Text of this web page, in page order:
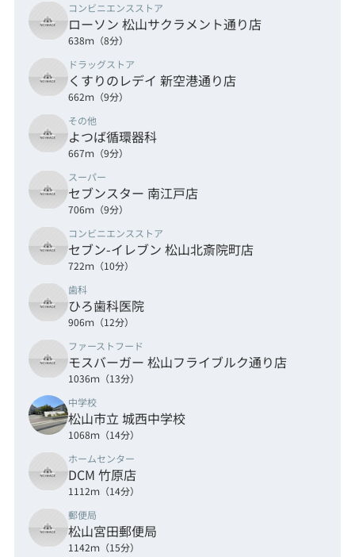
コンビニエンスストア
ローソン 松山サクラメント通り店
638ｍ（8分）
ドラッグストア
くすりのレデイ 新空港通り店
662ｍ（9分）
その他
よつば循環器科
667ｍ（9分）
スーパー
セブンスター 南江戸店
706ｍ（9分）
コンビニエンスストア
セブン-イレブン 松山北斎院町店
722ｍ（10分）
歯科
ひろ歯科医院
906ｍ（12分）
ファーストフード
モスバーガー 松山フライブルク通り店
1036ｍ（13分）
中学校
松山市立 城西中学校
1068ｍ（14分）
ホームセンター
DCM 竹原店
1112ｍ（14分）
郵便局
松山宮田郵便局
1142ｍ（15分）